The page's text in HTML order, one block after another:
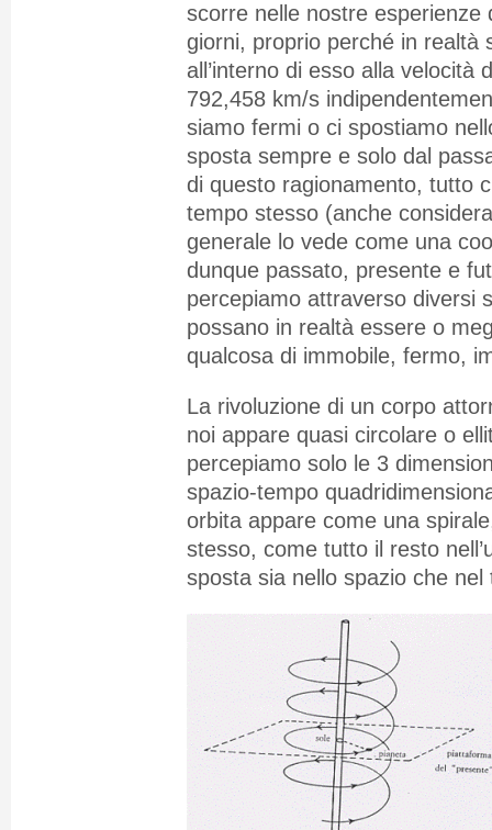
scorre nelle nostre esperienze
giorni, proprio perché in realtà
all’interno di esso alla velocità
792,458 km/s
siamo fermi o ci spostiamo
sposta sempre e solo dal
di questo ragionamento, tutto
tempo stesso (anche
generale lo vede come una
dunque passato, presente e
percepiamo attraverso diversi
possano in realtà essere o
qualcosa di immobile, fermo,
La rivoluzione di un corpo
noi appare quasi circolare o
percepiamo solo le 3
spazio-tempo
orbita appare come una
stesso, come tutto il resto
sposta sia nello spazio che nel